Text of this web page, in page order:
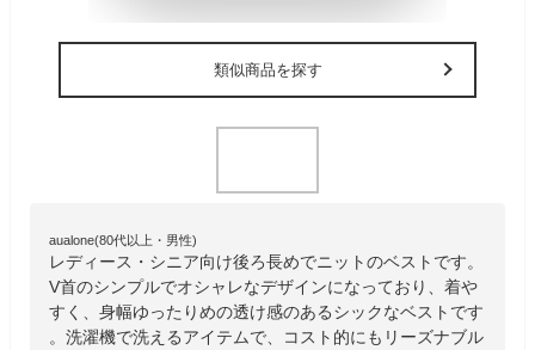
類似商品を探す
aualone(80代以上・男性)
レディース・シニア向け後ろ長めでニットのベストです。
V首のシンプルでオシャレなデザインになっており、着や
すく、身幅ゆったりめの透け感のあるシックなベストです
。洗濯機で洗えるアイテムで、コスト的にもリーズナブル